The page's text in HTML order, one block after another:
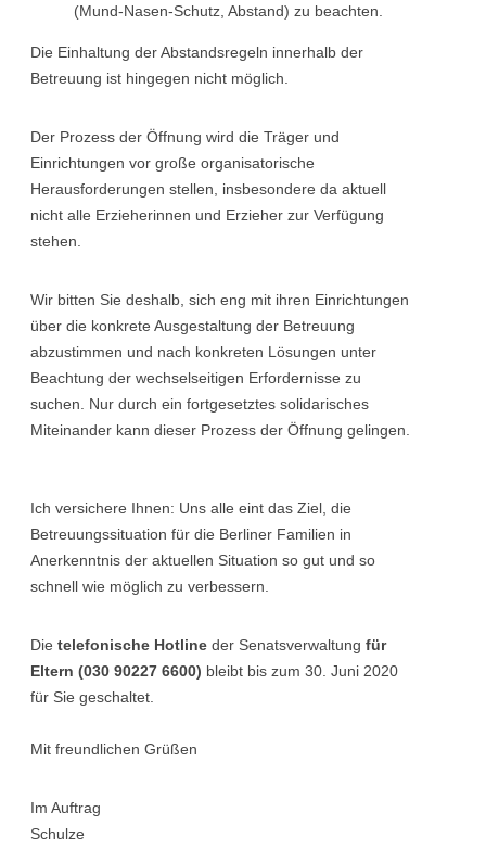
(Mund-Nasen-Schutz, Abstand) zu beachten.
Die Einhaltung der Abstandsregeln innerhalb der
Betreuung ist hingegen nicht möglich.
Der Prozess der Öffnung wird die Träger und
Einrichtungen vor große organisatorische
Herausforderungen stellen, insbesondere da aktuell
nicht alle Erzieherinnen und Erzieher zur Verfügung
stehen.
Wir bitten Sie deshalb, sich eng mit ihren Einrichtungen
über die konkrete Ausgestaltung der Betreuung
abzustimmen und nach konkreten Lösungen unter
Beachtung der wechselseitigen Erfordernisse zu
suchen. Nur durch ein fortgesetztes solidarisches
Miteinander kann dieser Prozess der Öffnung gelingen.
Ich versichere Ihnen: Uns alle eint das Ziel, die
Betreuungssituation für die Berliner Familien in
Anerkenntnis der aktuellen Situation so gut und so
schnell wie möglich zu verbessern.
Die telefonische Hotline der Senatsverwaltungfür
Eltern (030 90227 6600) bleibt bis zum 30. Juni 2020
für Sie geschaltet.
Mit freundlichen Grüßen
Im Auftrag
Schulze